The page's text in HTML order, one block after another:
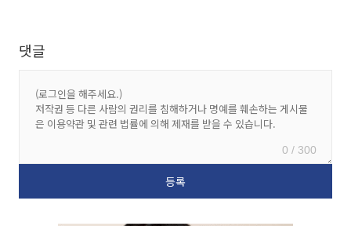
댓글
0 / 300